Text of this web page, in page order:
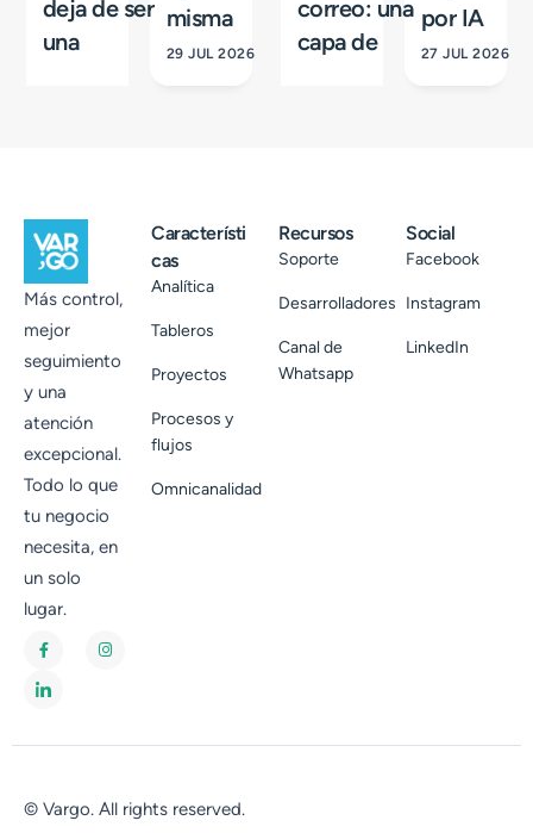
deja de ser
una
misma
29 JUL 2026
correo: una
capa de
por IA
27 JUL 2026
Más control,
mejor
seguimiento
y una
atención
excepcional.
Todo lo que
tu negocio
necesita, en
un solo
lugar.
Característi
cas
Analítica
Tableros
Proyectos
Procesos y
flujos
Omnicanalidad
Recursos
Soporte
Desarrolladores
Canal de
Whatsapp
Social
Facebook
Instagram
LinkedIn
© Vargo. All rights reserved.